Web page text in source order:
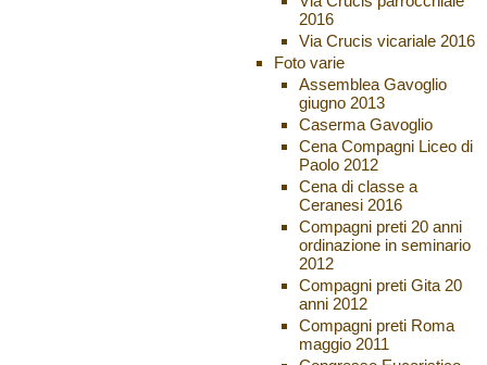
2016
Via Crucis vicariale 2016
Foto varie
Assemblea Gavoglio
giugno 2013
Caserma Gavoglio
Cena Compagni Liceo di
Paolo 2012
Cena di classe a
Ceranesi 2016
Compagni preti 20 anni
ordinazione in seminario
2012
Compagni preti Gita 20
anni 2012
Compagni preti Roma
maggio 2011